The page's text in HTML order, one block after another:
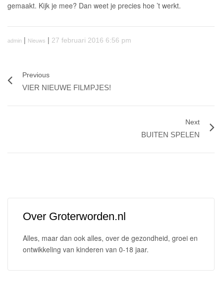
gemaakt. Kijk je mee? Dan weet je precies hoe ’t werkt.
admin | Nieuws | 27 februari 2016 6:56 pm
Previous
VIER NIEUWE FILMPJES!
Next
BUITEN SPELEN
Over Groterworden.nl
Alles, maar dan ook alles, over de gezondheid, groei en
ontwikkeling van kinderen van 0-18 jaar.